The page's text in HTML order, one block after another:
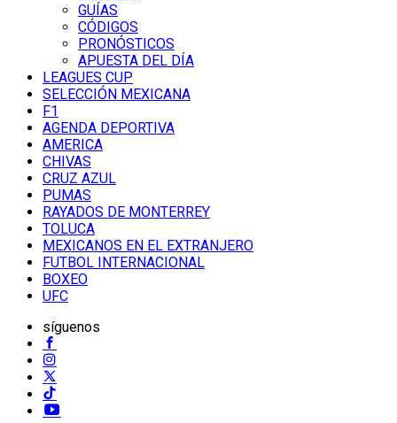
GUÍAS
CÓDIGOS
PRONÓSTICOS
APUESTA DEL DÍA
LEAGUES CUP
SELECCIÓN MEXICANA
F1
AGENDA DEPORTIVA
AMERICA
CHIVAS
CRUZ AZUL
PUMAS
RAYADOS DE MONTERREY
TOLUCA
MEXICANOS EN EL EXTRANJERO
FUTBOL INTERNACIONAL
BOXEO
UFC
síguenos